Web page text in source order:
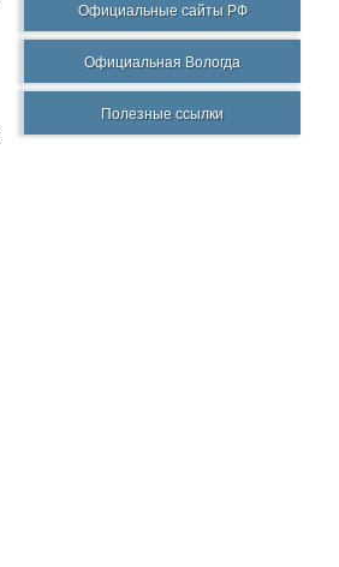
Официальные сайты РФ
Официальная Вологда
Полезные ссылки